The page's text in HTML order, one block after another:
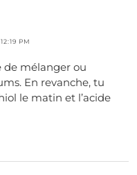
PM
de mélanger ou
En revanche, tu
le matin et l’acide